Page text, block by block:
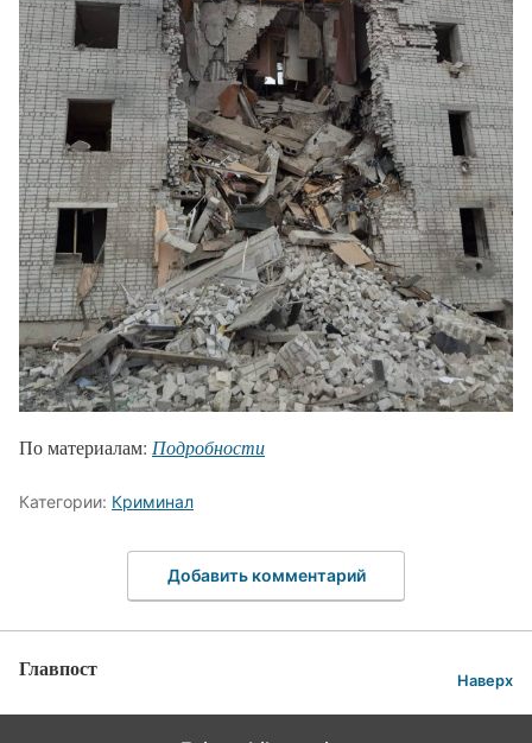
По материалам: Подробности
Категории: Криминал
Добавить комментарий
Главпост Наверх